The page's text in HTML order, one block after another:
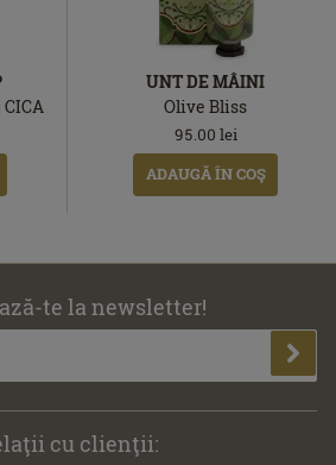
UNT DE MÂINI
Olive Bliss
95.00 lei
ADAUGĂ ÎN COŞ
te la newsletter!
cu clienţii: